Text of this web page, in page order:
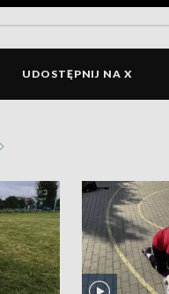
UDOSTĘPNIJ NA X